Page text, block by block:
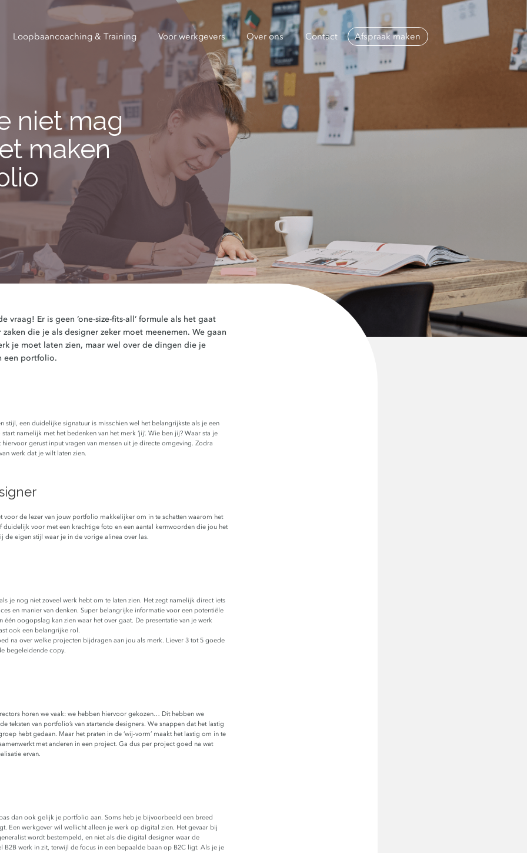
Loopbaancoaching & Training Voor werkgevers Over ons Contact Afspraak maken
niet mag
maken
vraag! Er is geen ‘one-size-fits-all’ formule als het gaat
die je als designer zeker moet meenemen. We gaan
je moet laten zien, maar wel over de dingen die je
een portfolio.
stijl, een duidelijke signatuur is misschien wel het belangrijkste als je een
namelijk met het bedenken van het merk ‘jij’. Wie ben jij? Waar sta je
gerust input vragen van mensen uit je directe omgeving. Zodra
werk dat je wilt laten zien.
de lezer van jouw portfolio makkelijker om in te schatten waarom het
duidelijk voor met een krachtige foto en een aantal kernwoorden die jou het
de eigen stijl waar je in de vorige alinea over las.
je nog niet zoveel werk hebt om te laten zien. Het zegt namelijk direct iets
en manier van denken. Super belangrijke informatie voor een potentiële
oogopslag kan zien waar het over gaat. De presentatie van je werk
ook een belangrijke rol.
na over welke projecten bijdragen aan jou als merk. Liever 3 tot 5 goede
begeleidende copy.
horen we vaak: we hebben hiervoor gekozen… Dit hebben we
van portfolio’s van startende designers. We snappen dat het lastig
hebt gedaan. Maar het praten in de ‘wij-vorm’ maakt het lastig om in te
met anderen in een project. Ga dus per project goed na wat
ervan.
dan ook gelijk je portfolio aan. Soms heb je bijvoorbeeld een breed
Een werkgever wil wellicht alleen je werk op digital zien. Het gevaar bij
wordt bestempeld, en niet als die digital designer waar de
werk in zit, terwijl de focus in een bepaalde baan op B2C ligt. Als je je